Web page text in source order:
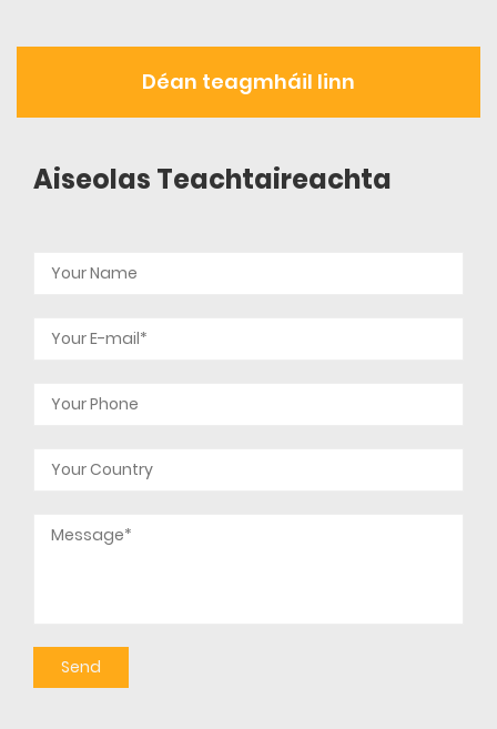
Déan teagmháil linn
Aiseolas Teachtaireachta